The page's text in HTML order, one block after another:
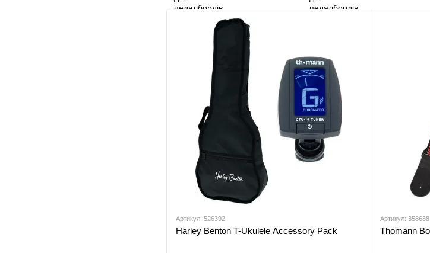
Артикул: 526392
Harley Benton T-Ukulele Accessory Pack
Артикул: 358688
Thomann